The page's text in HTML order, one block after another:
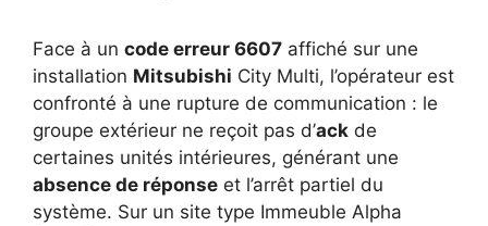
Face à un code erreur 6607 affiché sur une
installation Mitsubishi City Multi, l’opérateur est
confronté à une rupture de communication : le
groupe extérieur ne reçoit pas d’ack de
certaines unités intérieures, générant une
absence de réponse et l’arrêt partiel du
système. Sur un site type Immeuble Alpha